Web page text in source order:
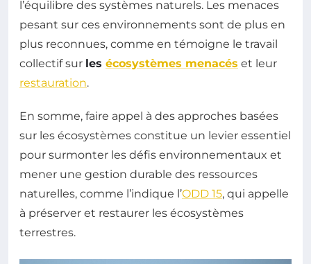
l’équilibre des systèmes naturels. Les menaces
pesant sur ces environnements sont de plus en
plus reconnues, comme en témoigne le travail
collectif sur les écosystèmes menacés et leur
restauration.
En somme, faire appel à des approches basées
sur les écosystèmes constitue un levier essentiel
pour surmonter les défis environnementaux et
mener une gestion durable des ressources
naturelles, comme l’indique l’ODD 15, qui appelle
à préserver et restaurer les écosystèmes
terrestres.